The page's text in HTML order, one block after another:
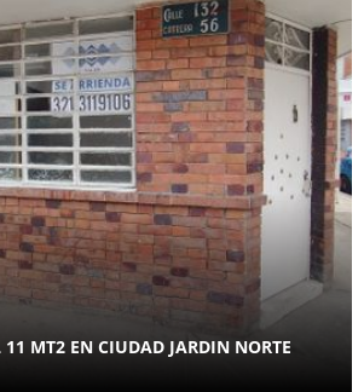
MT2 EN CIUDAD JARDIN NORTE